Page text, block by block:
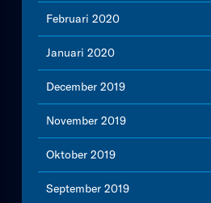
Februari 2020
Januari 2020
December 2019
November 2019
Oktober 2019
September 2019